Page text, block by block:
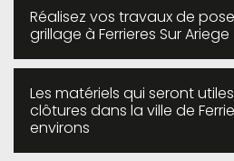
Réalisez vos travaux de
grillage à Ferrieres Sur Ariege
Les matériels qui seront
clôtures dans la ville de
environs